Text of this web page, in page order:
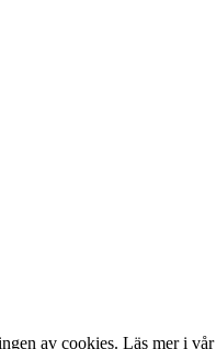
av cookies. Läs mer i vår